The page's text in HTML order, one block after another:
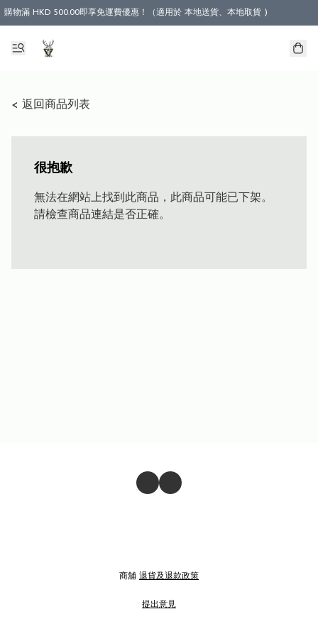
購物滿 HKD 500.00即享免運費優惠！（適用於 本地送貨、本地取貨 )
< 返回商品列表
很抱歉
無法在網站上找到此商品，此商品可能已下架。
請檢查商品連結是否正確。
商舖 退貨及退款政策
提出意見